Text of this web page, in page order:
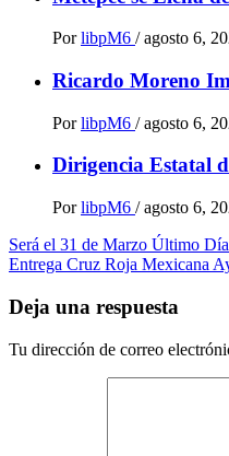
Por libpM6 / agosto 6,
Ricardo Moreno
Por libpM6 / agosto 6,
Dirigencia Estatal
Por libpM6 / agosto 6,
Navegación
de
entradas
Será el 31 de Marzo Último
Entrega Cruz Roja Mexicana
Deja una respuesta
Tu dirección de correo